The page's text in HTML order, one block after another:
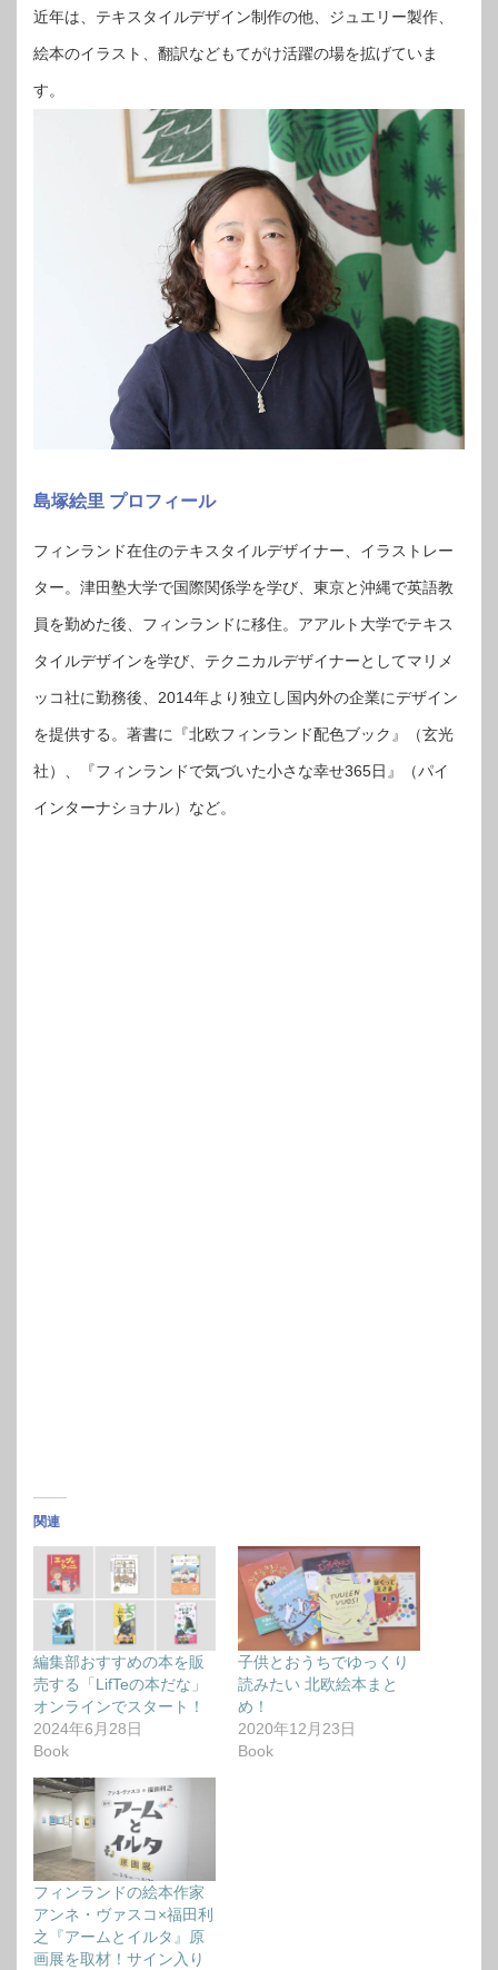
近年は、テキスタイルデザイン制作の他、ジュエリー製作、
絵本のイラスト、翻訳などもてがけ活躍の場を拡げていま
す。
島塚絵里 プロフィール
フィンランド在住のテキスタイルデザイナー、イラストレー
ター。津田塾大学で国際関係学を学び、東京と沖縄で英語教
員を勤めた後、フィンランドに移住。アアルト大学でテキス
タイルデザインを学び、テクニカルデザイナーとしてマリメ
ッコ社に勤務後、2014年より独立し国内外の企業にデザイン
を提供する。著書に『北欧フィンランド配色ブック』（玄光
社）、『フィンランドで気づいた小さな幸せ365日』（パイ
インターナショナル）など。
関連
編集部おすすめの本を販
売する「LifTeの本だな」
オンラインでスタート！
2024年6月28日
Book
子供とおうちでゆっくり
読みたい 北欧絵本まと
め！
2020年12月23日
Book
フィンランドの絵本作家
アンネ・ヴァスコ×福田利
之『アームとイルタ』原
画展を取材！サイン入り